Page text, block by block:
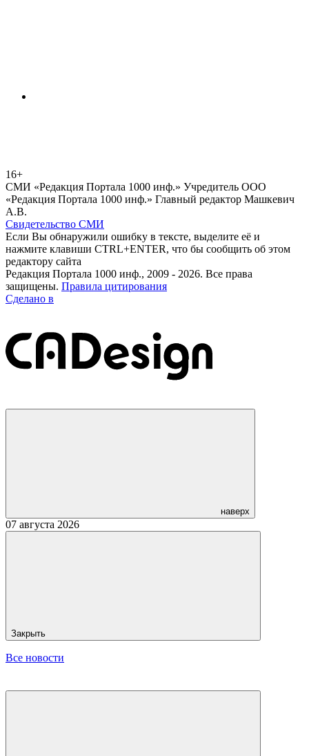
16+
СМИ «Редакция Портала 1000 инф.» Учредитель ООО
«Редакция Портала 1000 инф.» Главный редактор Машкевич
А.В.
Свидетельство СМИ
Если Вы обнаружили ошибку в тексте, выделите её и
нажмите клавиши CTRL+ENTER, что бы сообщить об этом
редактору сайта
Редакция Портала 1000 инф., 2009 - 2026. Все права
защищены. Правила цитирования
Сделано в
наверх
07 августа 2026
Закрыть
Все новости